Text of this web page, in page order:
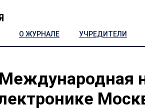
О ЖУРНАЛЕ УЧРЕДИТЕЛИ